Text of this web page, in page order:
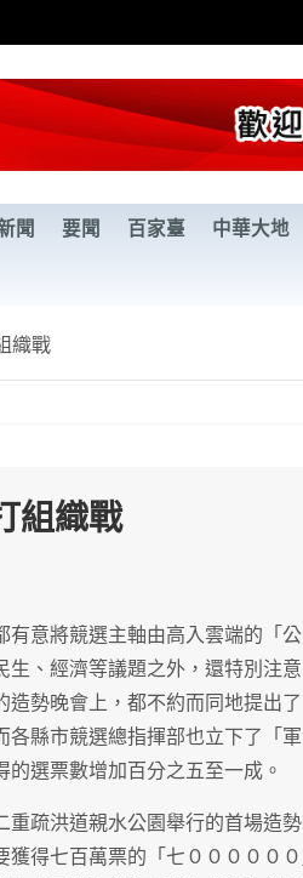
聞 要聞 百家臺 中華大地
織戰
組織戰
有意將競選主軸由高入雲端的「公
、經濟等議題之外，還特別注
勢晚會上，都不約而同地提出
縣市競選總指揮部也立下了「
選票數增加百分之五至一成。
疏洪道親水公園舉行的首場造
得七百萬票的「七０００００